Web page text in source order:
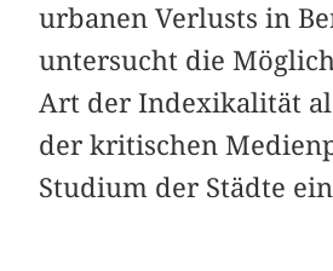
urbanen Verlusts in
untersucht die
Art der Indexikalität
der kritischen
Studium der Städte